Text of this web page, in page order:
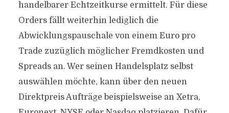
handelbarer Echtzeitkurse ermittelt. Für diese
Orders fällt weiterhin lediglich die
Abwicklungspauschale von einem Euro pro
Trade zuzüglich möglicher Fremdkosten und
Spreads an. Wer seinen Handelsplatz selbst
auswählen möchte, kann über den neuen
Direktpreis Aufträge beispielsweise an Xetra,